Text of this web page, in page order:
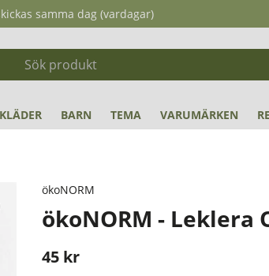
samma dag (vardagar)
KLÄDER BARN TEMA VARUMÄRKEN
ökoNORM
ökoNORM - Leklera
45 kr